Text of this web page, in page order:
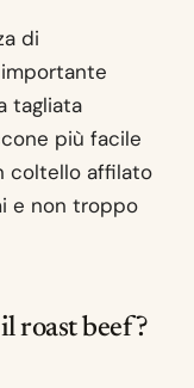
di
tagliata
più facile
coltello affilato
e non troppo
roast beef?